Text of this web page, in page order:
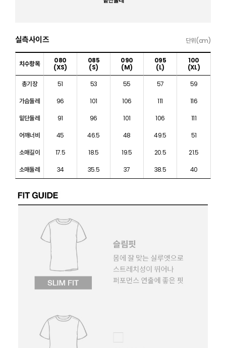
실측사이즈 단위(cm)
치수항목
080
(XS)
085
(S)
090
(M)
095
(L)
100
(XL)
총기장
51 53 55 57
59
가슴둘레
96 101 106 111
116
밑단둘레
91 96 101 106
111
어깨너비
45 46.5 48 49.5
51
소매길이
17.5 18.5 19.5 20.5
21.5
소매둘레
34 35.5 37 38.5 40